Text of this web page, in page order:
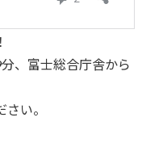
、富士総合庁舎から
い。